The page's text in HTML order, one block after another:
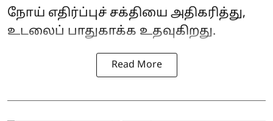
நோய் எதிர்ப்புச் சக்தியை அதிகரித்து,
உடலைப் பாதுகாக்க உதவுகிறது.
Read More